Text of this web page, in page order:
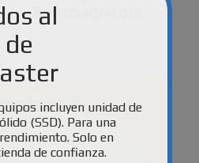
al
incluyen unidad de
(SSD). Para una
Solo en
de confianza.